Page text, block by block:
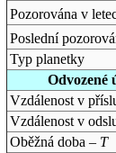
Pozorována v
Poslední
Typ planetky
Odvozené
Vzdálenost v
Vzdálenost v
Oběžná doba – T